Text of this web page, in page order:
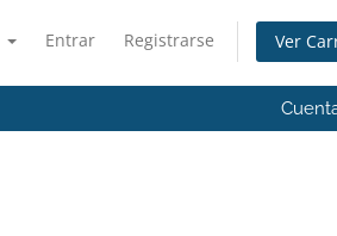
Entrar Registrarse Ver